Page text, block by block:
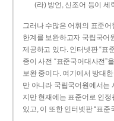
(라) 방언, 신조어 등이 세
그러나 수많은 어휘의 표준
한계를 보완하고자 국립국어
제공하고 있다. 인터넷판 “표
종이 사전 “표준국어대사전”
보완 중이다. 여기에서 방대
만 아니라 국립국어원에서는
지만 현재에는 표준어로 인
있고, 이 또한 인터넷판 “표